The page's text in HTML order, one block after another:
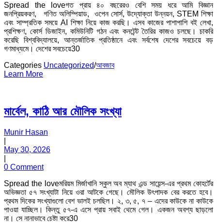
Spread the loveগত প্রায় ৪০ বছরেরও বেশি সময় ধরে আমি বিজ্ঞান
জনপ্রিয়করণ, গণিত অলিম্পিয়াড, ওপেন সোর্স, উদ্যোক্তা উন্নয়ন, STEM শিক্ষা
এবং সাম্প্রতিক সময়ে AI শিক্ষা নিয়ে কাজ করছি। এসব কাজের পাশাপাশি বই লেখা,
প্রশিক্ষণ, কোর্স ডিজাইন, কমিউনিটি গঠন এবং কনটেন্ট তৈরির কাজও চলছে। চাকরি
করেছি বিশ্ববিদ্যালয়ে, আন্তর্জাতিক প্রতিষ্ঠানে এবং সর্বশেষ দেশের সবচেয়ে বড়
গণমাধ্যমে। দেশের সবচেয়ে30
Categories Uncategorized/আবজাব
Learn More
মার্বেল, কাঠি আর মৌলিক সংখ্যা
Munir Hasan
May 30, 2026
0 Comment
Spread the loveমরিয়ম মির্জাখানি স্কুল অব ম্যাথ এন্ড সায়েন্স-এর প্রথম কোহর্টের
অভিজ্ঞতা ৫৭ সংখ্যাটা নিয়ে ওরা আটকে গেছে। মৌলিক উৎপাদক বের করতে হবে।
প্রথম দিকের সংখ্যাগুলো বেশ ভালই চলছিল। ২, ৩, ৫, ৭ – এদের কাউকে না কাউকে
পাওয়া যাচ্ছিল। কিন্তু ৫৭-এ এসে প্রায় সবাই থেমে গেল। একজন অবশ্য ছাড়লো
না। সে নানাভাবে চেষ্টা করে30